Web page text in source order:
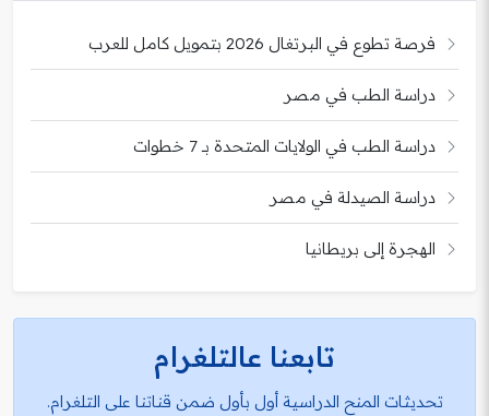
فرصة تطوع في البرتغال 2026 بتمويل كامل للعرب
دراسة الطب في مصر
دراسة الطب في الولايات المتحدة بـ 7 خطوات
دراسة الصيدلة في مصر
الهجرة إلى بريطانيا
تابعنا عالتلغرام
تحديثات المنح الدراسية أول بأول ضمن قناتنا على التلغرام.